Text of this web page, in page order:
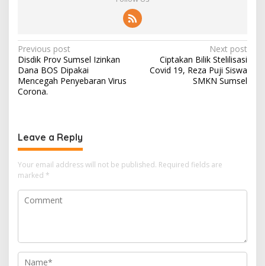
Post
navigation
Previous post
Disdik Prov Sumsel Izinkan
Dana BOS Dipakai
Mencegah Penyebaran Virus
Corona.
Next post
Ciptakan Bilik Stelilisasi
Covid 19, Reza Puji Siswa
SMKN Sumsel
Leave a Reply
Your email address will not be published. Required fields are
marked *